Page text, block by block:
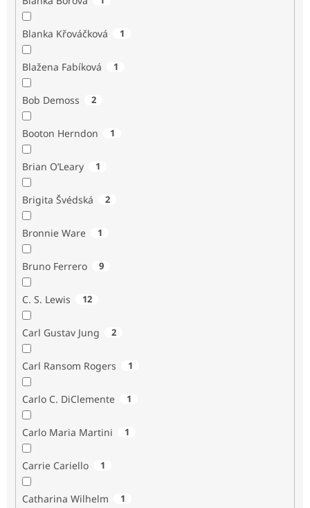
Blanka Křováčková 1
Blažena Fabíková 1
Bob Demoss 2
Booton Herndon 1
Brian O’Leary 1
Brigita Švédská 2
Bronnie Ware 1
Bruno Ferrero 9
C. S. Lewis 12
Carl Gustav Jung 2
Carl Ransom Rogers 1
Carlo C. DiClemente 1
Carlo Maria Martini 1
Carrie Cariello 1
Catharina Wilhelm 1